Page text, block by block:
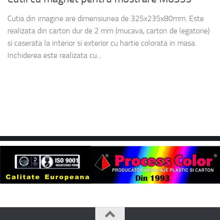
Cutia din imagine are dimensiunea de 325x235x80mm. Este
realizata din carton dur de 2 mm (mucava, carton de legatorie)
si caserata la interior si exterior cu hartie colorata in masa.
Inchiderea este realizata cu...